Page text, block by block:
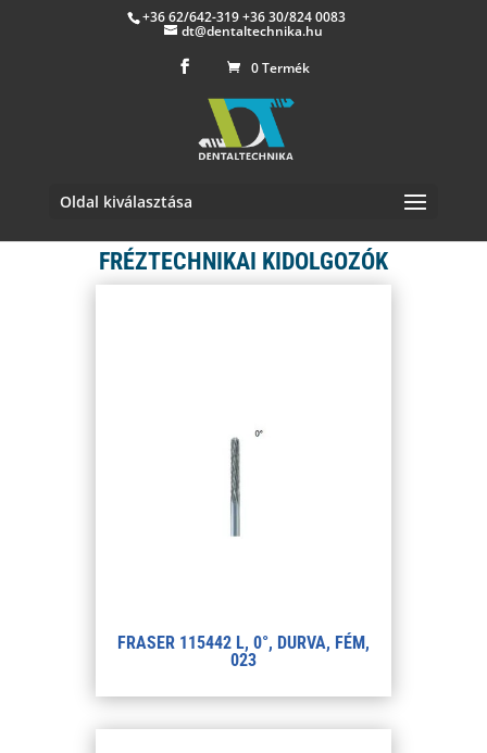
+36 62/642-319 +36 30/824 0083
dt@dentaltechnika.hu
0 Termék
Oldal kiválasztása
FRÉZTECHNIKAI KIDOLGOZÓK
FRASER 115442 L, 0°, DURVA, FÉM,
023